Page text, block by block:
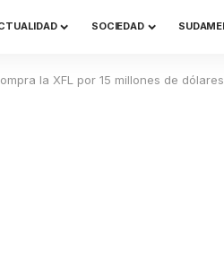
SOCIEDAD
la XFL por 15 millones de dólares